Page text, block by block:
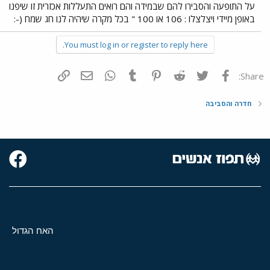
על התופעה והסבירו להם שבמידה והם רואים התעללות אכזרית זו שיפנו
באופן מיידי ויצלצלו : 106 או 100 " בכל מקרה שיהיה לנו חג שמח (-:
You must log in or register to reply here.
Share: פייסבוק Twitter
Reddit
Pinterest
Tumblr
WhatsAppדואר אלקטרוני
חדרה והסביבה
האח הגדול